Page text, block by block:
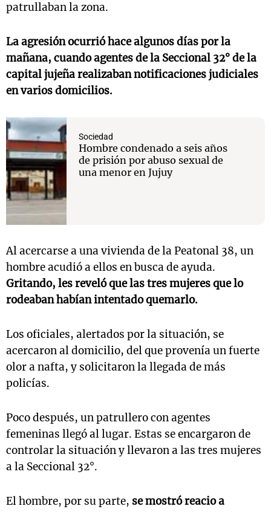
patrullaban la zona.
La agresión ocurrió hace algunos días por la
mañana, cuando agentes de la Seccional 32° de la
capital jujeña realizaban notificaciones judiciales
en varios domicilios.
Sociedad
Hombre condenado a seis años
de prisión por abuso sexual de
una menor en Jujuy
Al acercarse a una vivienda de la Peatonal 38, un
hombre acudió a ellos en busca de ayuda.
Gritando, les reveló que las tres mujeres que lo
rodeaban habían intentado quemarlo.
Los oficiales, alertados por la situación, se
acercaron al domicilio, del que provenía un fuerte
olor a nafta, y solicitaron la llegada de más
policías.
Poco después, un patrullero con agentes
femeninas llegó al lugar. Estas se encargaron de
controlar la situación y llevaron a las tres mujeres
a la Seccional 32°.
El hombre, por su parte, se mostró reacio a